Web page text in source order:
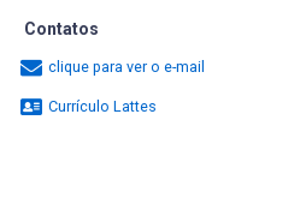
Contatos
clique para ver o e-mail
Currículo Lattes